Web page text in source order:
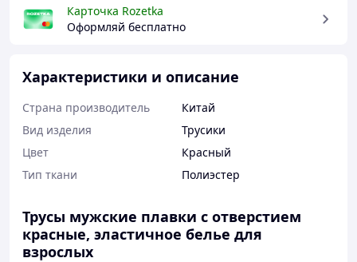
Карточка Rozetka
Оформляй бесплатно
Характеристики и описание
Страна производитель
Китай
Вид изделия
Трусики
Цвет
Красный
Тип ткани
Полиэстер
Трусы мужские плавки с отверстием
красные, эластичное белье для
взрослых